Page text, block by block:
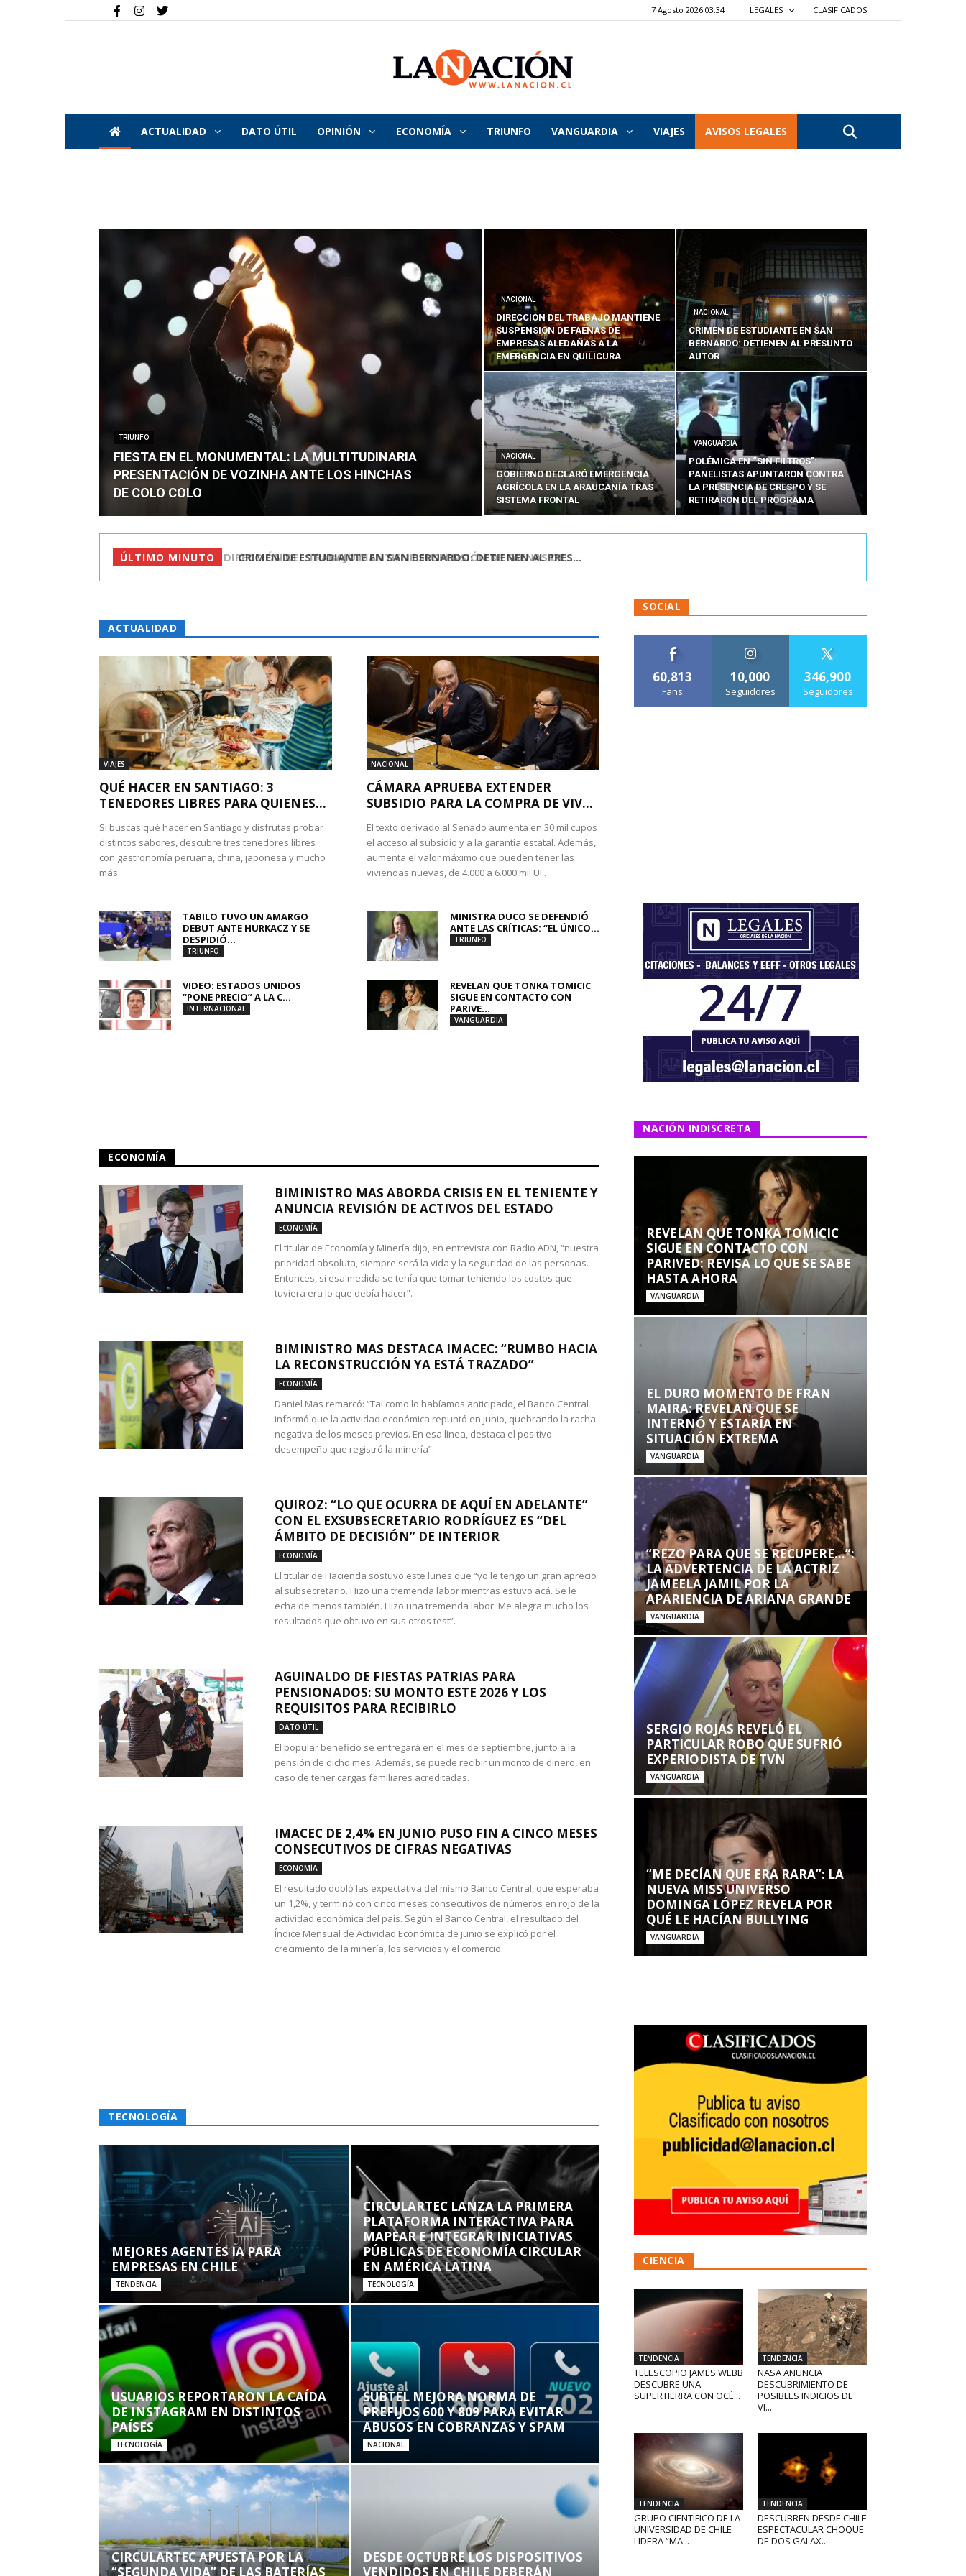
7 Agosto 2026 03:34 LEGALES CLASIFICADOS
La
Nación
ACTUALIDAD DATO ÚTIL OPINIÓN ECONOMÍA TRIUNFO VANGUARDIA VIAJES AVISOS LEGALES
TRIUNFO
FIESTA EN EL MONUMENTAL: LA MULTITUDINARIA
PRESENTACIÓN DE VOZINHA ANTE LOS HINCHAS
DE COLO COLO
NACIONAL
DIRECCIÓN DEL TRABAJO MANTIENE
SUSPENSIÓN DE FAENAS DE
EMPRESAS ALEDAÑAS A LA
EMERGENCIA EN QUILICURA
NACIONAL
CRIMEN DE ESTUDIANTE EN SAN
BERNARDO: DETIENEN AL PRESUNTO
AUTOR
NACIONAL
GOBIERNO DECLARÓ EMERGENCIA
AGRÍCOLA EN LA ARAUCANÍA TRAS
SISTEMA FRONTAL
VANGUARDIA
POLÉMICA EN “SIN FILTROS”:
PANELISTAS APUNTARON CONTRA
LA PRESENCIA DE CRESPO Y SE
RETIRARON DEL PROGRAMA
ÚLTIMO MINUTO CRIMEN DE ESTUDIANTE EN SAN BERNARDO: DETIENEN AL PRES...
ACTUALIDAD
VIAJES
QUÉ HACER EN SANTIAGO: 3
TENEDORES LIBRES PARA QUIENES...
Si buscas qué hacer en Santiago y disfrutas probar
distintos sabores, descubre tres tenedores libres
con gastronomía peruana, china, japonesa y mucho
más.
NACIONAL
CÁMARA APRUEBA EXTENDER
SUBSIDIO PARA LA COMPRA DE VIV...
El texto derivado al Senado aumenta en 30 mil cupos
el acceso al subsidio y a la garantía estatal. Además,
aumenta el valor máximo que pueden tener las
viviendas nuevas, de 4.000 a 6.000 mil UF.
TABILO TUVO UN AMARGO
DEBUT ANTE HURKACZ Y SE
DESPIDIÓ...
TRIUNFO
MINISTRA DUCO SE DEFENDIÓ
ANTE LAS CRÍTICAS: “EL ÚNICO...
TRIUNFO
VIDEO: ESTADOS UNIDOS
“PONE PRECIO” A LA C...
INTERNACIONAL
REVELAN QUE TONKA TOMICIC
SIGUE EN CONTACTO CON
PARIVE...
VANGUARDIA
ECONOMÍA
BIMINISTRO MAS ABORDA CRISIS EN EL TENIENTE Y
ANUNCIA REVISIÓN DE ACTIVOS DEL ESTADO
ECONOMÍA
El titular de Economía y Minería dijo, en entrevista con Radio ADN, “nuestra
prioridad absoluta, siempre será la vida y la seguridad de las personas.
Entonces, si esa medida se tenía que tomar teniendo los costos que
tuviera era lo que debía hacer”.
BIMINISTRO MAS DESTACA IMACEC: “RUMBO HACIA
LA RECONSTRUCCIÓN YA ESTÁ TRAZADO”
ECONOMÍA
Daniel Mas remarcó: “Tal como lo habíamos anticipado, el Banco Central
informó que la actividad económica repuntó en junio, quebrando la racha
negativa de los meses previos. En esa línea, destaca el positivo
desempeño que registró la minería”.
QUIROZ: “LO QUE OCURRA DE AQUÍ EN ADELANTE”
CON EL EXSUBSECRETARIO RODRÍGUEZ ES “DEL
ÁMBITO DE DECISIÓN” DE INTERIOR
ECONOMÍA
El titular de Hacienda sostuvo este lunes que “yo le tengo un gran aprecio
al subsecretario. Hizo una tremenda labor mientras estuvo acá. Se le
echa de menos también. Hizo una tremenda labor. Me alegra mucho los
resultados que obtuvo en sus otros test”.
AGUINALDO DE FIESTAS PATRIAS PARA
PENSIONADOS: SU MONTO ESTE 2026 Y LOS
REQUISITOS PARA RECIBIRLO
DATO ÚTIL
El popular beneficio se entregará en el mes de septiembre, junto a la
pensión de dicho mes. Además, se puede recibir un monto de dinero, en
caso de tener cargas familiares acreditadas.
IMACEC DE 2,4% EN JUNIO PUSO FIN A CINCO MESES
CONSECUTIVOS DE CIFRAS NEGATIVAS
ECONOMÍA
El resultado dobló las expectativa del mismo Banco Central, que esperaba
un 1,2%, y terminó con cinco meses consecutivos de números en rojo de la
actividad económica del país. Según el Banco Central, el resultado del
Índice Mensual de Actividad Económica de junio se explicó por el
crecimiento de la minería, los servicios y el comercio.
TECNOLOGÍA
MEJORES AGENTES IA PARA
EMPRESAS EN CHILE
TENDENCIA
CIRCULARTEC LANZA LA PRIMERA
PLATAFORMA INTERACTIVA PARA
MAPEAR E INTEGRAR INICIATIVAS
PÚBLICAS DE ECONOMÍA CIRCULAR
EN AMÉRICA LATINA
TECNOLOGÍA
USUARIOS REPORTARON LA CAÍDA
DE INSTAGRAM EN DISTINTOS
PAÍSES
TECNOLOGÍA
SUBTEL MEJORA NORMA DE
PREFIJOS 600 Y 809 PARA EVITAR
ABUSOS EN COBRANZAS Y SPAM
NACIONAL
CIRCULARTEC APUESTA POR LA
“SEGUNDA VIDA” DE LAS BATERÍAS
DESDE OCTUBRE LOS DISPOSITIVOS
VENDIDOS EN CHILE DEBERÁN
SOCIAL
60,813
Fans
10,000
Seguidores
346,900
Seguidores
NACIÓN INDISCRETA
REVELAN QUE TONKA TOMICIC
SIGUE EN CONTACTO CON
PARIVED: REVISA LO QUE SE SABE
HASTA AHORA
VANGUARDIA
EL DURO MOMENTO DE FRAN
MAIRA: REVELAN QUE SE
INTERNÓ Y ESTARÍA EN
SITUACIÓN EXTREMA
VANGUARDIA
“REZO PARA QUE SE RECUPERE…”:
LA ADVERTENCIA DE LA ACTRIZ
JAMEELA JAMIL POR LA
APARIENCIA DE ARIANA GRANDE
VANGUARDIA
SERGIO ROJAS REVELÓ EL
PARTICULAR ROBO QUE SUFRIÓ
EXPERIODISTA DE TVN
VANGUARDIA
“ME DECÍAN QUE ERA RARA”: LA
NUEVA MISS UNIVERSO
DOMINGA LÓPEZ REVELA POR
QUÉ LE HACÍAN BULLYING
VANGUARDIA
CIENCIA
TENDENCIA
TELESCOPIO JAMES WEBB
DESCUBRE UNA
SUPERTIERRA CON OCÉ...
TENDENCIA
NASA ANUNCIA
DESCUBRIMIENTO DE
POSIBLES INDICIOS DE
VI...
TENDENCIA
GRUPO CIENTÍFICO DE LA
UNIVERSIDAD DE CHILE
LIDERA “MA...
TENDENCIA
DESCUBREN DESDE CHILE
ESPECTACULAR CHOQUE
DE DOS GALAX...